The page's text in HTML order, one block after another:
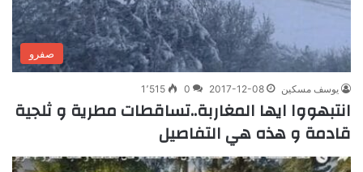
صفرو
يوسف مسكين 2017-12-08
0 1٬515
انتبهووا ايها المغاربة..تساقطات مطرية و ثلجية
قادمة و هذه هي التفاصيل